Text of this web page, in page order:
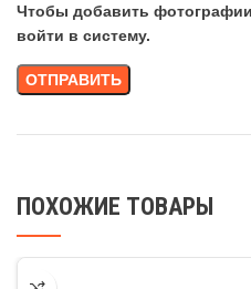
Чтобы добавить
войти в систему.
ПОХОЖИЕ ТОВАРЫ